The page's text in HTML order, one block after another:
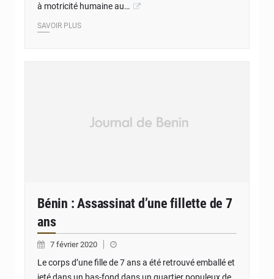
à motricité humaine au…
SAVOIR PLUS
Bénin : Assassinat d’une fillette de 7
ans
7 février 2020
Le corps d’une fille de 7 ans a été retrouvé emballé et